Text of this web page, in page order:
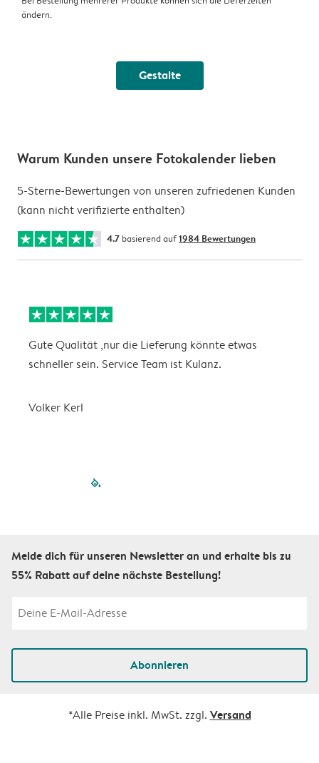
ändern.
Gestalte
Warum Kunden unsere Fotokalender lieben
5-Sterne-Bewertungen von unseren zufriedenen Kunden
(kann nicht verifizierte enthalten)
4.7 basierend auf1984 Bewertungen
Gute Qualität ,nur die Lieferung könnte etwas
schneller sein. Service Team ist Kulanz.
Volker Kerl
filled-pagination
Melde dich für unseren Newsletter an und erhalte bis zu
55% Rabatt auf deine nächste Bestellung!
Abonnieren
*Alle Preise inkl. MwSt. zzgl. Versand